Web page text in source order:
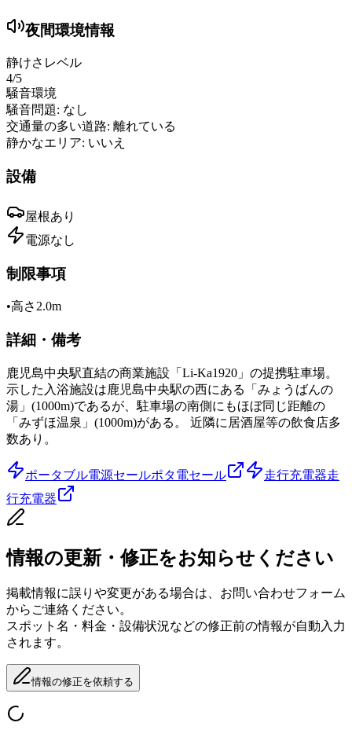
夜間環境情報
静けさレベル
4/5
騒音環境
騒音問題: なし
交通量の多い道路: 離れている
静かなエリア: いいえ
設備
屋根あり
電源なし
制限事項
•高さ2.0m
詳細・備考
鹿児島中央駅直結の商業施設「Li-Ka1920」の提携駐車場。
示した入浴施設は鹿児島中央駅の西にある「みょうばんの
湯」(1000m)であるが、駐車場の南側にもほぼ同じ距離の
「みずほ温泉」(1000m)がある。 近隣に居酒屋等の飲食店多
数あり。
ポータブル電源セールポタ電セール 走行充電器走
行充電器
情報の更新・修正をお知らせください
掲載情報に誤りや変更がある場合は、お問い合わせフォーム
からご連絡ください。
スポット名・料金・設備状況などの修正前の情報が自動入力
されます。
情報の修正を依頼する